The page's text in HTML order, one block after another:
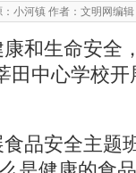
小河镇 作者：文明网编辑
和生命安全
田中心学校开
品安全主题